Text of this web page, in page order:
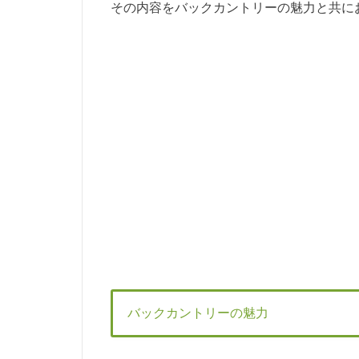
その内容をバックカントリーの魅力と共に
バックカントリーの魅力